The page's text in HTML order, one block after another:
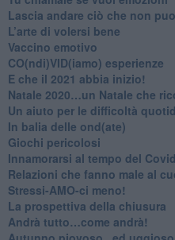
​Lascia andare ciò che non
L’arte di volersi bene
​Vaccino emotivo
CO(ndi)VID(iamo) esperienze
​E che il 2021 abbia inizio!
​Natale 2020…un Natale che
Un aiuto per le difficoltà
​In balia delle ond(ate)
Giochi pericolosi
Innamorarsi al tempo del Covid
​Relazioni che fanno male al
​Stressi-AMO-ci meno!
​La prospettiva della chiusura
​Andrà tutto…come andrà!